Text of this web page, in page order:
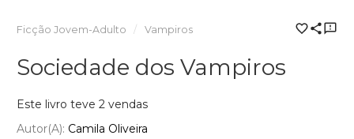
Ficção Jovem-Adulto Vampiros
Sociedade dos Vampiros
Este livro teve 2 vendas
Autor(a): Camila Oliveira